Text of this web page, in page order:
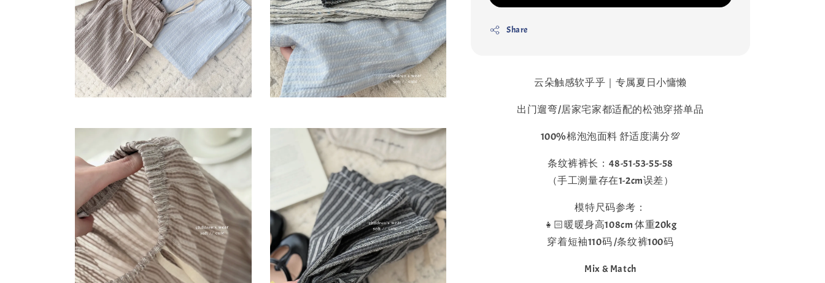
Share
云朵触感软乎乎｜专属夏日小慵懒
出门遛弯/居家宅家都适配的松弛穿搭单品
100%棉泡泡面料 舒适度满分💯
条纹裤裤长：48-51-53-55-58
（手工测量存在1-2cm误差）
模特尺码参考：
👧🏻暖暖身高108cm 体重20kg
穿着短袖110码 /条纹裤100码
Mix & Match